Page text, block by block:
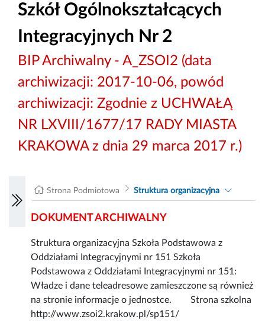
Szkół Ogólnokształcących
Integracyjnych Nr 2
BIP Archiwalny - A_ZSOI2 (data
archiwizacji: 2017-10-06, powód
archiwizacji: Zgodnie z UCHWAŁĄ
NR LXVIII/1677/17 RADY MIASTA
KRAKOWA z dnia 29 marca 2017 r.)
Strona Podmiotowa Struktura organizacyjna
DOKUMENT ARCHIWALNY
Struktura organizacyjna Szkoła Podstawowa z
Oddziałami Integracyjnymi nr 151 Szkoła
Podstawowa z Oddziałami Integracyjnymi nr 151:
Władze i dane teleadresowe zamieszczone są również
na stronie informacje o jednostce. Strona szkolna
http://www.zsoi2.krakow.pl/sp151/